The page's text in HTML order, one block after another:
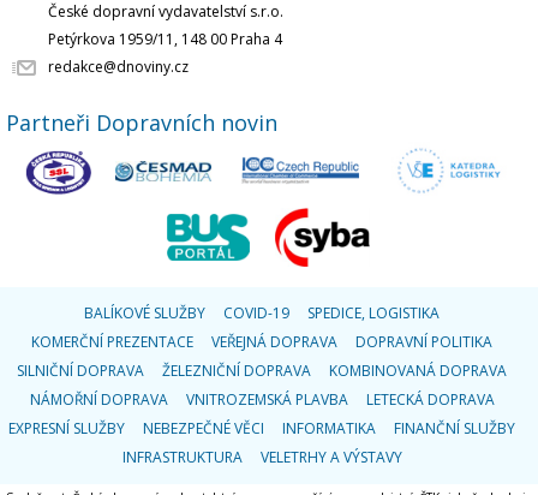
České dopravní vydavatelství s.r.o.
Petýrkova 1959/11, 148 00 Praha 4
redakce@dnoviny.cz
Partneři Dopravních novin
BALÍKOVÉ SLUŽBY COVID-19
SPEDICE, LOGISTIKA
KOMERČNÍ PREZENTACE
VEŘEJNÁ DOPRAVA
DOPRAVNÍ POLITIKA
SILNIČNÍ DOPRAVA
ŽELEZNIČNÍ DOPRAVA
KOMBINOVANÁ DOPRAVA
NÁMOŘNÍ DOPRAVA
VNITROZEMSKÁ PLAVBA
LETECKÁ DOPRAVA
EXPRESNÍ SLUŽBY
NEBEZPEČNÉ VĚCI INFORMATIKA
FINANČNÍ SLUŽBY
INFRASTRUKTURA
VELETRHY A VÝSTAVY